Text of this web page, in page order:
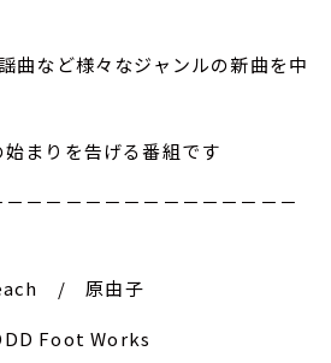
曲など様々なジャンルの新曲を中
まりを告げる番組です
－－－－－－－－－－－－－－
/ 原由子
Foot Works